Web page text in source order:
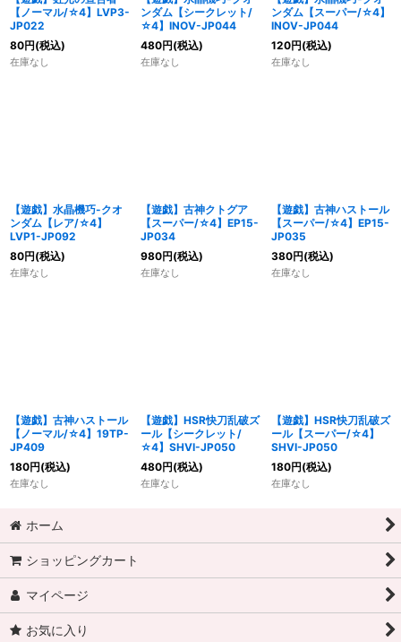
【ノーマル/☆4】LVP3-
JP022
80円(税込)
在庫なし
ンダム【シークレット/
☆4】INOV-JP044
480円(税込)
在庫なし
ンダム【スーパー/☆4】
INOV-JP044
120円(税込)
在庫なし
【遊戯】水晶機巧-クオ
ンダム【レア/☆4】
LVP1-JP092
80円(税込)
在庫なし
【遊戯】古神クトグア
【スーパー/☆4】EP15-
JP034
980円(税込)
在庫なし
【遊戯】古神ハストール
【スーパー/☆4】EP15-
JP035
380円(税込)
在庫なし
【遊戯】古神ハストール
【ノーマル/☆4】19TP-
JP409
180円(税込)
在庫なし
【遊戯】HSR快刀乱破ズ
ール【シークレット/
☆4】SHVI-JP050
480円(税込)
在庫なし
【遊戯】HSR快刀乱破ズ
ール【スーパー/☆4】
SHVI-JP050
180円(税込)
在庫なし
ホーム
ショッピングカート
マイページ
お気に入り